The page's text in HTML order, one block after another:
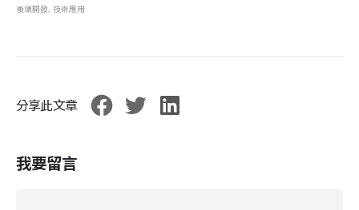
後端開發, 技術應用
分享此文章
我要留言